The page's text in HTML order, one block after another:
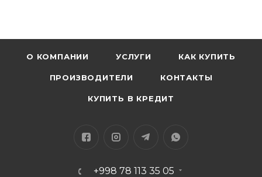
О КОМПАНИИ УСЛУГИ КАК КУПИТЬ
ПРОИЗВОДИТЕЛИ КОНТАКТЫ
КУПИТЬ В КРЕДИТ
+998 78 113 35 05